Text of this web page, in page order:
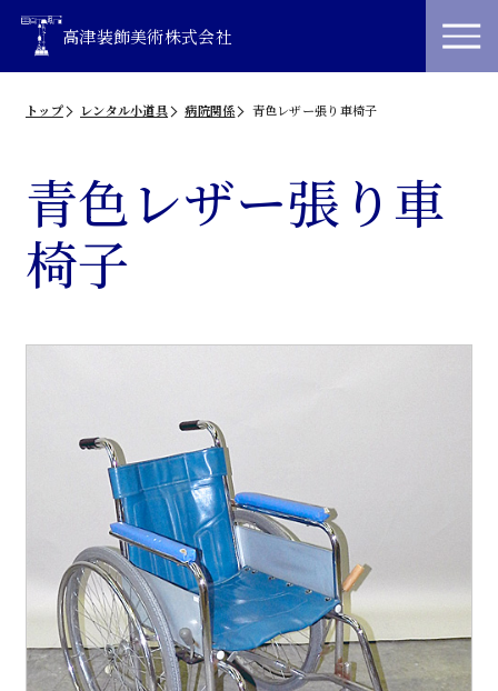
高津装飾美術株式会社
トップ レンタル小道具 病院関係 青色レザー張り車椅子
青色レザー張り車
椅子